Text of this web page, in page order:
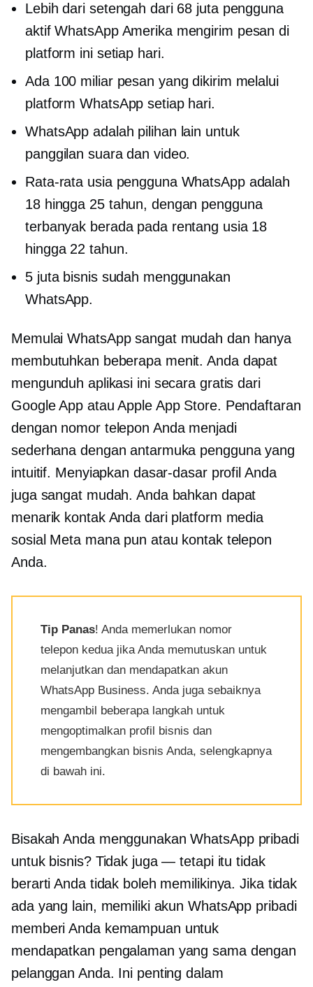
Lebih dari setengah dari 68 juta pengguna
aktif WhatsApp Amerika mengirim pesan di
platform ini setiap hari.
Ada 100 miliar pesan yang dikirim melalui
platform WhatsApp setiap hari.
WhatsApp adalah pilihan lain untuk
panggilan suara dan video.
Rata-rata usia pengguna WhatsApp adalah
18 hingga 25 tahun, dengan pengguna
terbanyak berada pada rentang usia 18
hingga 22 tahun.
5 juta bisnis sudah menggunakan
WhatsApp.
Memulai WhatsApp sangat mudah dan hanya
membutuhkan beberapa menit. Anda dapat
mengunduh aplikasi ini secara gratis dari
Google App atau Apple App Store. Pendaftaran
dengan nomor telepon Anda menjadi
sederhana dengan antarmuka pengguna yang
intuitif. Menyiapkan dasar-dasar profil Anda
juga sangat mudah. Anda bahkan dapat
menarik kontak Anda dari platform media
sosial Meta mana pun atau kontak telepon
Anda.
Tip Panas! Anda memerlukan nomor
telepon kedua jika Anda memutuskan untuk
melanjutkan dan mendapatkan akun
WhatsApp Business. Anda juga sebaiknya
mengambil beberapa langkah untuk
mengoptimalkan profil bisnis dan
mengembangkan bisnis Anda, selengkapnya
di bawah ini.
Bisakah Anda menggunakan WhatsApp pribadi
untuk bisnis? Tidak juga — tetapi itu tidak
berarti Anda tidak boleh memilikinya. Jika tidak
ada yang lain, memiliki akun WhatsApp pribadi
memberi Anda kemampuan untuk
mendapatkan pengalaman yang sama dengan
pelanggan Anda. Ini penting dalam